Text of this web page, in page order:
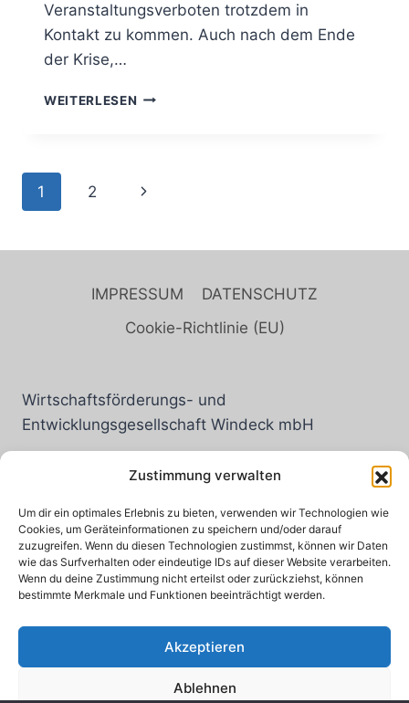
Zustimmung verwalten
Um dir ein optimales Erlebnis zu bieten, verwenden wir Technologien wie
Cookies, um Geräteinformationen zu speichern und/oder darauf
zuzugreifen. Wenn du diesen Technologien zustimmst, können wir Daten
wie das Surfverhalten oder eindeutige IDs auf dieser Website verarbeiten.
Wenn du deine Zustimmung nicht erteilst oder zurückziehst, können
bestimmte Merkmale und Funktionen beeinträchtigt werden.
Akzeptieren
Ablehnen
Veranstaltungsverboten trotzdem in
Kontakt zu kommen. Auch nach dem Ende
der Krise,…
WEITERLESEN
1 2
IMPRESSUM
DATENSCHUTZ
Cookie-Richtlinie (EU)
Wirtschaftsförderungs- und
Entwicklungsgesellschaft Windeck mbH
Rathausstraße 12
Tel.: 02292 6010
Mail:info@wifoe-windeck.de